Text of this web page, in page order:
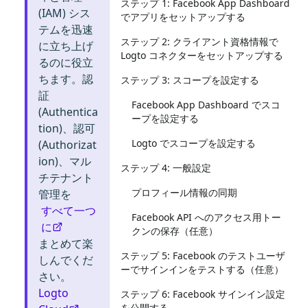
(IAM) シス
テムを迅速
に立ち上げ
るのに役立
ちます。認
証
(Authentica
tion)、認可
(Authorizat
ion)、マル
チテナント
管理を
すべて一つ
に
まとめて楽
しんでくだ
さい。
Logto
ステップ 1: Facebook App Dashboard
でアプリをセットアップする
ステップ 2: クライアント資格情報で
Logto コネクターをセットアップする
ステップ 3: スコープを設定する
Facebook App Dashboard でスコ
ープを設定する
Logto でスコープを設定する
ステップ 4: 一般設定
プロフィール情報の同期
Facebook API へのアクセス用トー
クンの保存（任意）
ステップ 5: Facebook のテストユーザ
ーでサインインをテストする（任意）
ステップ 6: Facebook サインイン設定